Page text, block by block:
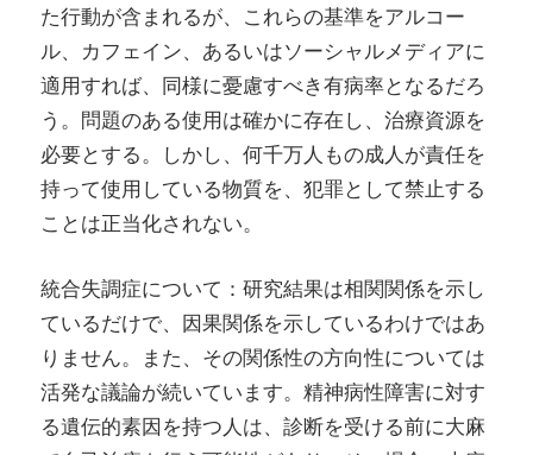
た行動が含まれるが、これらの基準をアルコー
ル、カフェイン、あるいはソーシャルメディアに
適用すれば、同様に憂慮すべき有病率となるだろ
う。問題のある使用は確かに存在し、治療資源を
必要とする。しかし、何千万人もの成人が責任を
持って使用している物質を、犯罪として禁止する
ことは正当化されない。
統合失調症について：研究結果は相関関係を示し
ているだけで、因果関係を示しているわけではあ
りません。また、その関係性の方向性については
活発な議論が続いています。精神病性障害に対す
る遺伝的素因を持つ人は、診断を受ける前に大麻